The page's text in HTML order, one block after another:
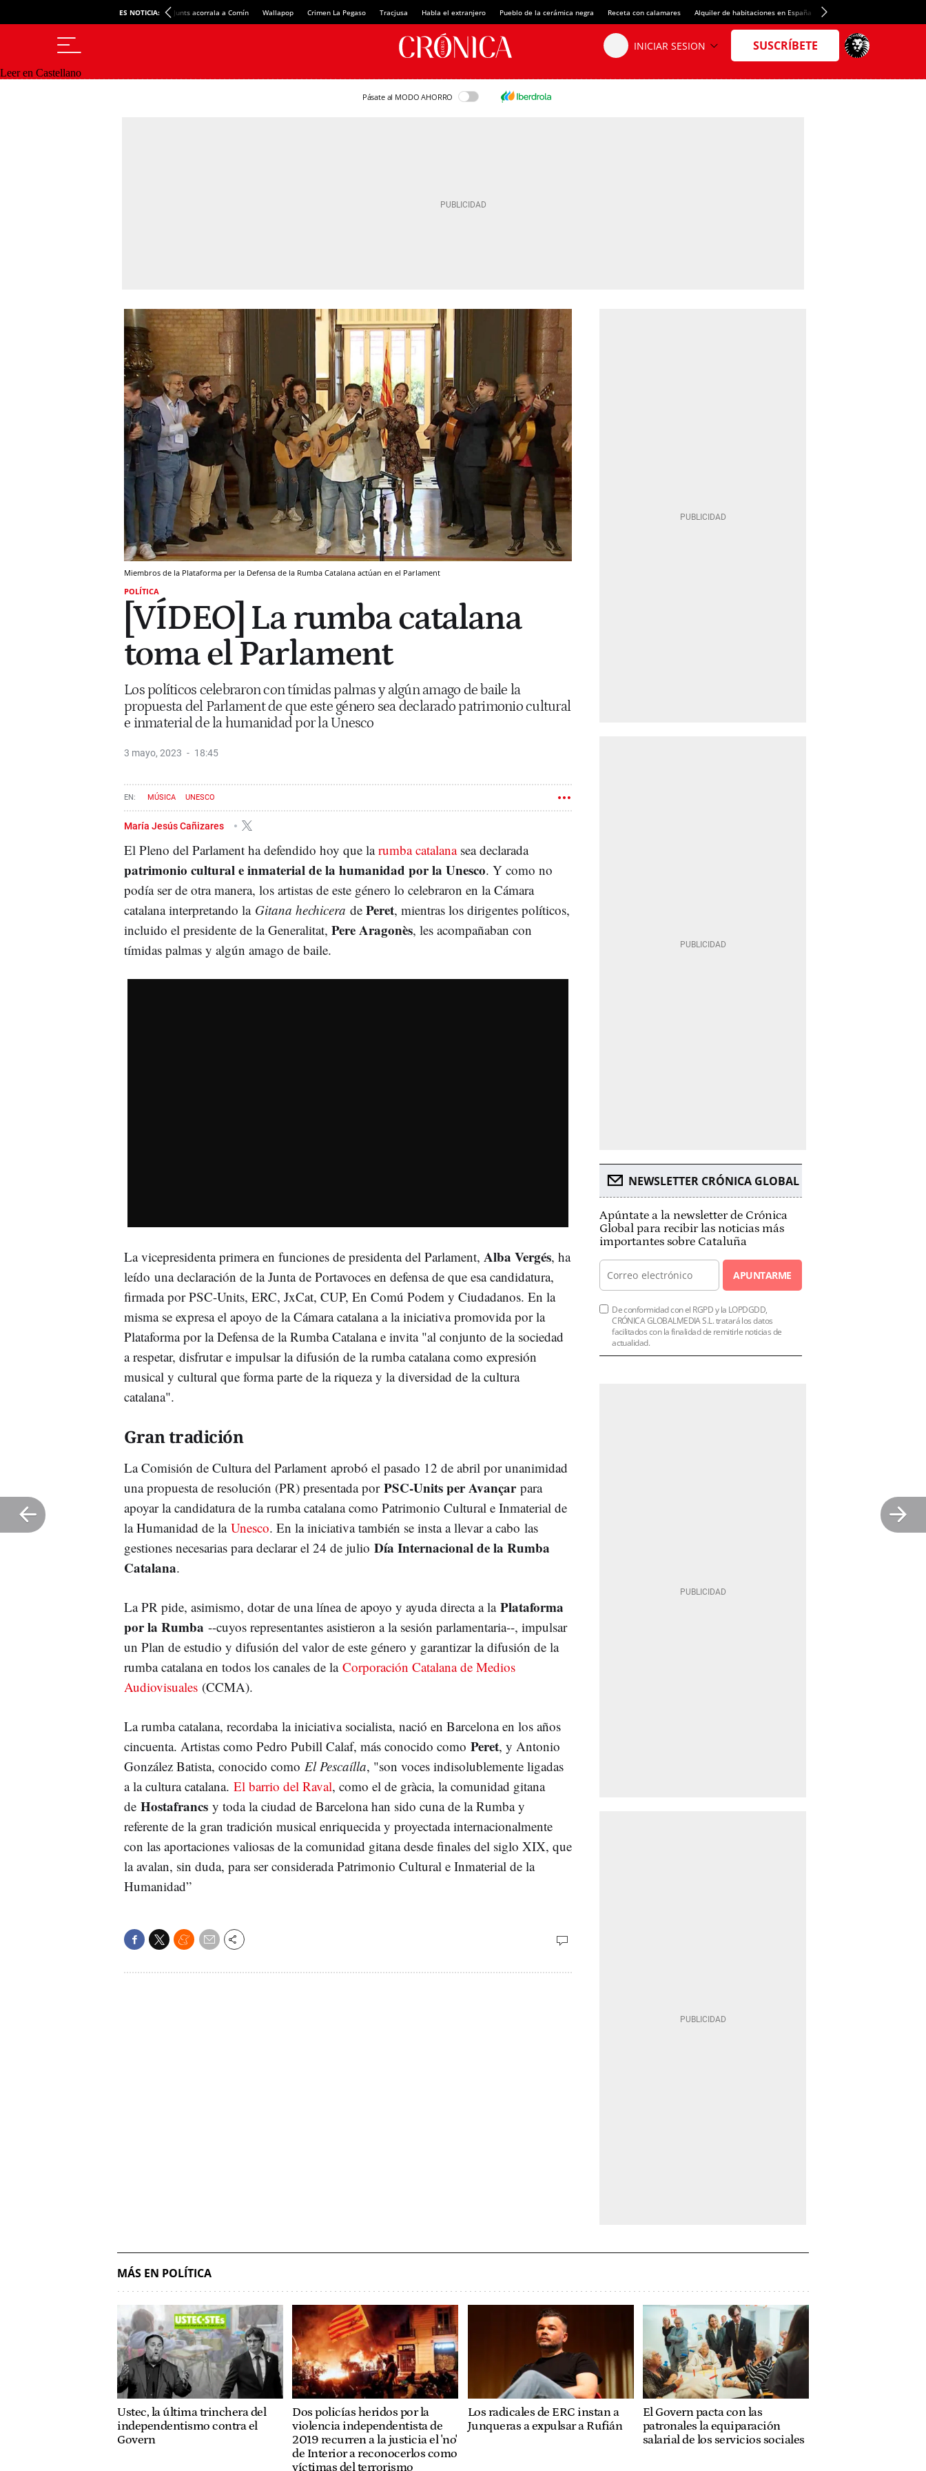
ES NOTICIA: Junts acorrala a Comín Wallapop Crimen La Pegaso Tracjusa Habla el extranjero Pueblo de la cerámica negra Receta con calamares Alquiler de habitaciones en España Crédito del Spotify Camp Nou
Leer en Castellano
Pásate al MODO AHORRO
Miembros de la Plataforma per la Defensa de la Rumba Catalana actúan en el Parlament
POLÍTICA
[VÍDEO] La rumba catalana
toma el Parlament
Los políticos celebraron con tímidas palmas y algún amago de baile la
propuesta del Parlament de que este género sea declarado patrimonio cultural
e inmaterial de la humanidad por la Unesco
3 mayo, 2023 18:45
MÚSICA UNESCO
María Jesús Cañizares
El Pleno del Parlament ha defendido hoy que larumba catalanasea declarada
patrimonio cultural e inmaterial de la humanidad por la Unesco. Y como no
podía ser de otra manera, los artistas de este género lo celebraron en la Cámara
catalana interpretando la Gitana hechicera de Peret, mientras los dirigentes políticos,
incluido el presidente de la Generalitat, Pere Aragonès, les acompañaban con
tímidas palmas y algún amago de baile.
La vicepresidenta primera en funciones de presidenta del Parlament, Alba Vergés, ha
leído una declaración de la Junta de Portavoces en defensa de que esa candidatura,
firmada por PSC-Units, ERC, JxCat, CUP, En Comú Podem y Ciudadanos. En la
misma se expresa el apoyo de la Cámara catalana a la iniciativa promovida por la
Plataforma por la Defensa de la Rumba Catalana e invita "al conjunto de la sociedad
a respetar, disfrutar e impulsar la difusión de la rumba catalana como expresión
musical y cultural que forma parte de la riqueza y la diversidad de la cultura
catalana".
Gran tradición
La Comisión de Cultura del Parlament aprobó el pasado 12 de abril por unanimidad
una propuesta de resolución (PR) presentada por PSC-Units per Avançar para
apoyar la candidatura de la rumba catalana como Patrimonio Cultural e Inmaterial de
la Humanidad de la Unesco. En la iniciativa también se insta a llevar a cabo las
gestiones necesarias para declarar el 24 de julio Día Internacional de la Rumba
Catalana.
La PR pide, asimismo, dotar de una línea de apoyo y ayuda directa a la Plataforma
por la Rumba --cuyos representantes asistieron a la sesión parlamentaria--, impulsar
un Plan de estudio y difusión del valor de este género y garantizar la difusión de la
rumba catalana en todos los canales de laCorporación Catalana de Medios
Audiovisuales (CCMA).
La rumba catalana, recordaba la iniciativa socialista, nació en Barcelona en los años
cincuenta. Artistas como Pedro Pubill Calaf, más conocido como Peret, y Antonio
González Batista, conocido como El Pescaílla, "son voces indisolublemente ligadas
a la cultura catalana. El barrio del Raval, como el de gràcia, la comunidad gitana
de Hostafrancs y toda la ciudad de Barcelona han sido cuna de la Rumba y
referente de la gran tradición musical enriquecida y proyectada internacionalmente
con las aportaciones valiosas de la comunidad gitana desde finales del siglo XIX, que
la avalan, sin duda, para ser considerada Patrimonio Cultural e Inmaterial de la
Humanidad”
NEWSLETTER CRÓNICA GLOBAL
Apúntate a la newsletter de Crónica
Global para recibir las noticias más
importantes sobre Cataluña
APUNTARME
De conformidad con el RGPD y la LOPDGDD,
CRÓNICA GLOBALMEDIA S.L. tratará los datos
facilitados con la finalidad de remitirle noticias de
actualidad.
MÁS EN POLÍTICA
Ustec, la última trinchera del
independentismo contra el
Govern
Dos policías heridos por la
violencia independentista de
2019 recurren a la justicia el 'no'
de Interior a reconocerlos como
víctimas del terrorismo
Los radicales de ERC instan a
Junqueras a expulsar a Rufián
El Govern pacta con las
patronales la equiparación
salarial de los servicios sociales